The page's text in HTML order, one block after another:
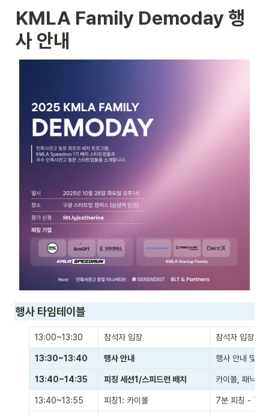
KMLA Family Demoday 행
사 안내
행사 타임테이블
13:00~13:30 참석자 입장 참석자 입장 및
13:30~13:40 행사 안내 행사 안내 및 주
13:40~14:35 피칭 세션1/스피드런 배치 카이볼, 패닉룸
13:40~13:55 피칭1: 카이볼 7분 피칭 - 7분